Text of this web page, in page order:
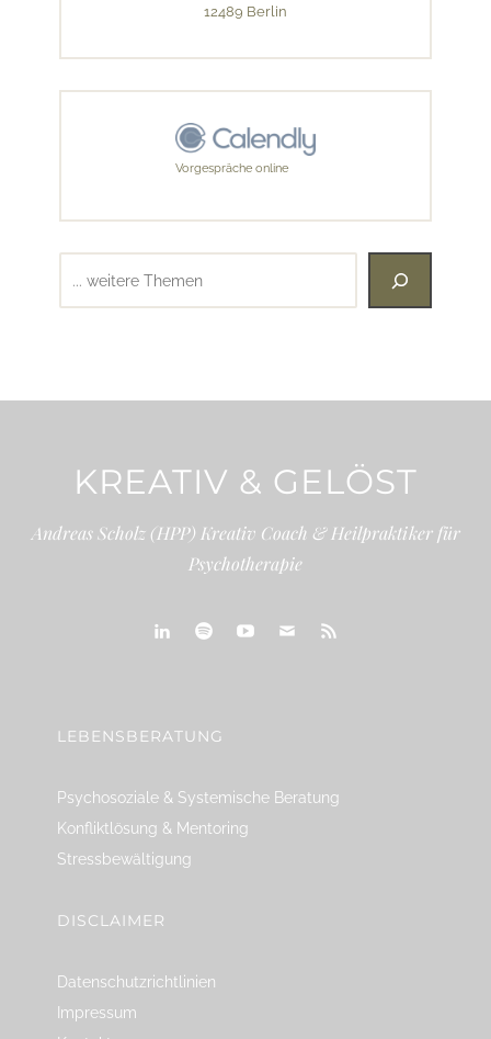
12489 Berlin
Vorgespräche online
KREATIV & GELÖST
Andreas Scholz (HPP) Kreativ Coach & Heilpraktiker für
Psychotherapie
LEBENSBERATUNG
Psychosoziale & Systemische Beratung
Konfliktlösung & Mentoring
Stressbewältigung
DISCLAIMER
Datenschutzrichtlinien
Impressum